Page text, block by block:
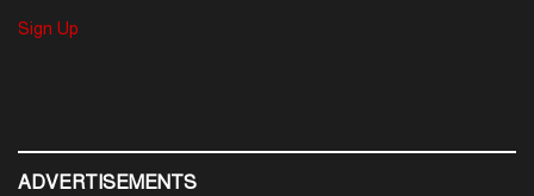
Sign Up
ADVERTISEMENTS